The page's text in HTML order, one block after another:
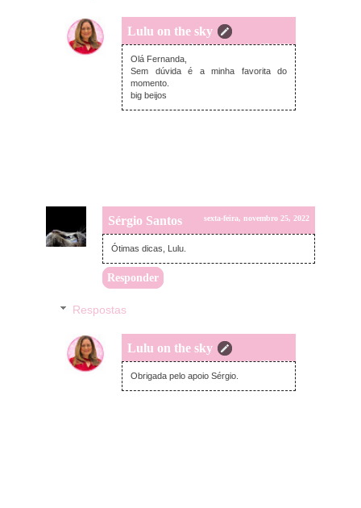
Lulu on the sky
domingo, novembro 27, 2022
Olá Fernanda,
Sem dúvida é a minha favorita do
momento.
big beijos
Sérgio Santos sexta-feira, novembro 25, 2022
Ótimas dicas, Lulu.
Responder
Respostas
Lulu on the sky
domingo, novembro 27, 2022
Obrigada pelo apoio Sérgio.